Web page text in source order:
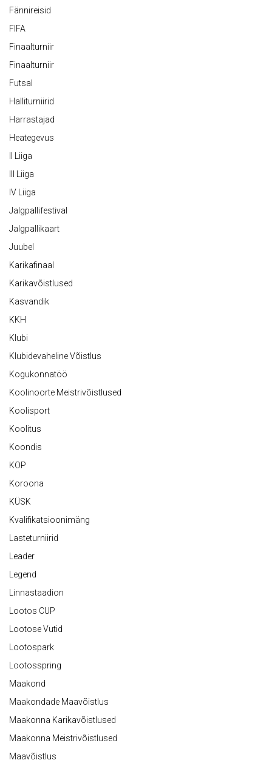
Fännireisid
FIFA
Finaalturniir
Finaalturniir
Futsal
Halliturniirid
Harrastajad
Heategevus
II Liiga
III Liiga
IV Liiga
Jalgpallifestival
Jalgpallikaart
Juubel
Karikafinaal
Karikavõistlused
Kasvandik
KKH
Klubi
Klubidevaheline Võistlus
Kogukonnatöö
Koolinoorte Meistrivõistlused
Koolisport
Koolitus
Koondis
KOP
Koroona
KÜSK
Kvalifikatsioonimäng
Lasteturniirid
Leader
Legend
Linnastaadion
Lootos CUP
Lootose Vutid
Lootospark
Lootosspring
Maakond
Maakondade Maavõistlus
Maakonna Karikavõistlused
Maakonna Meistrivõistlused
Maavõistlus